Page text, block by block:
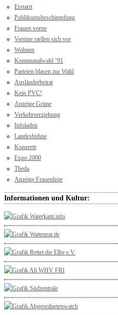
Erstarrt
Publikumsbeschimpfung
Frauen vorne
Vereine stellen sich vor
Wohnen
Kommunalwahl ’91
Parteien blasen zur Wahl
Ausländerbeirat
Kein PVC!
Anzeige Grüne
Verkehrserziehung
Infoladen
Landesbühne
Konzerte
Expo 2000
Theda
Anzeige Frauenliste
Informationen und Kultur: